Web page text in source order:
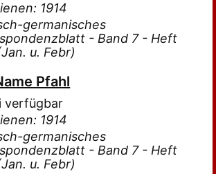
1914
germanisches
- Band 7 - Heft
u. Febr)
Pfahl
verfügbar
1914
germanisches
- Band 7 - Heft
u. Febr)